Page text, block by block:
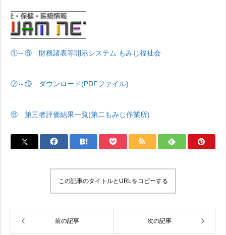
①～⑥ 財務諸表等開示システム もみじ福祉会
⑦～⑩ ダウンロード(PDFファイル)
⑪ 第三者評価結果一覧(第二もみじ作業所)
この記事のタイトルとURLをコピーする
前の記事 次の記事